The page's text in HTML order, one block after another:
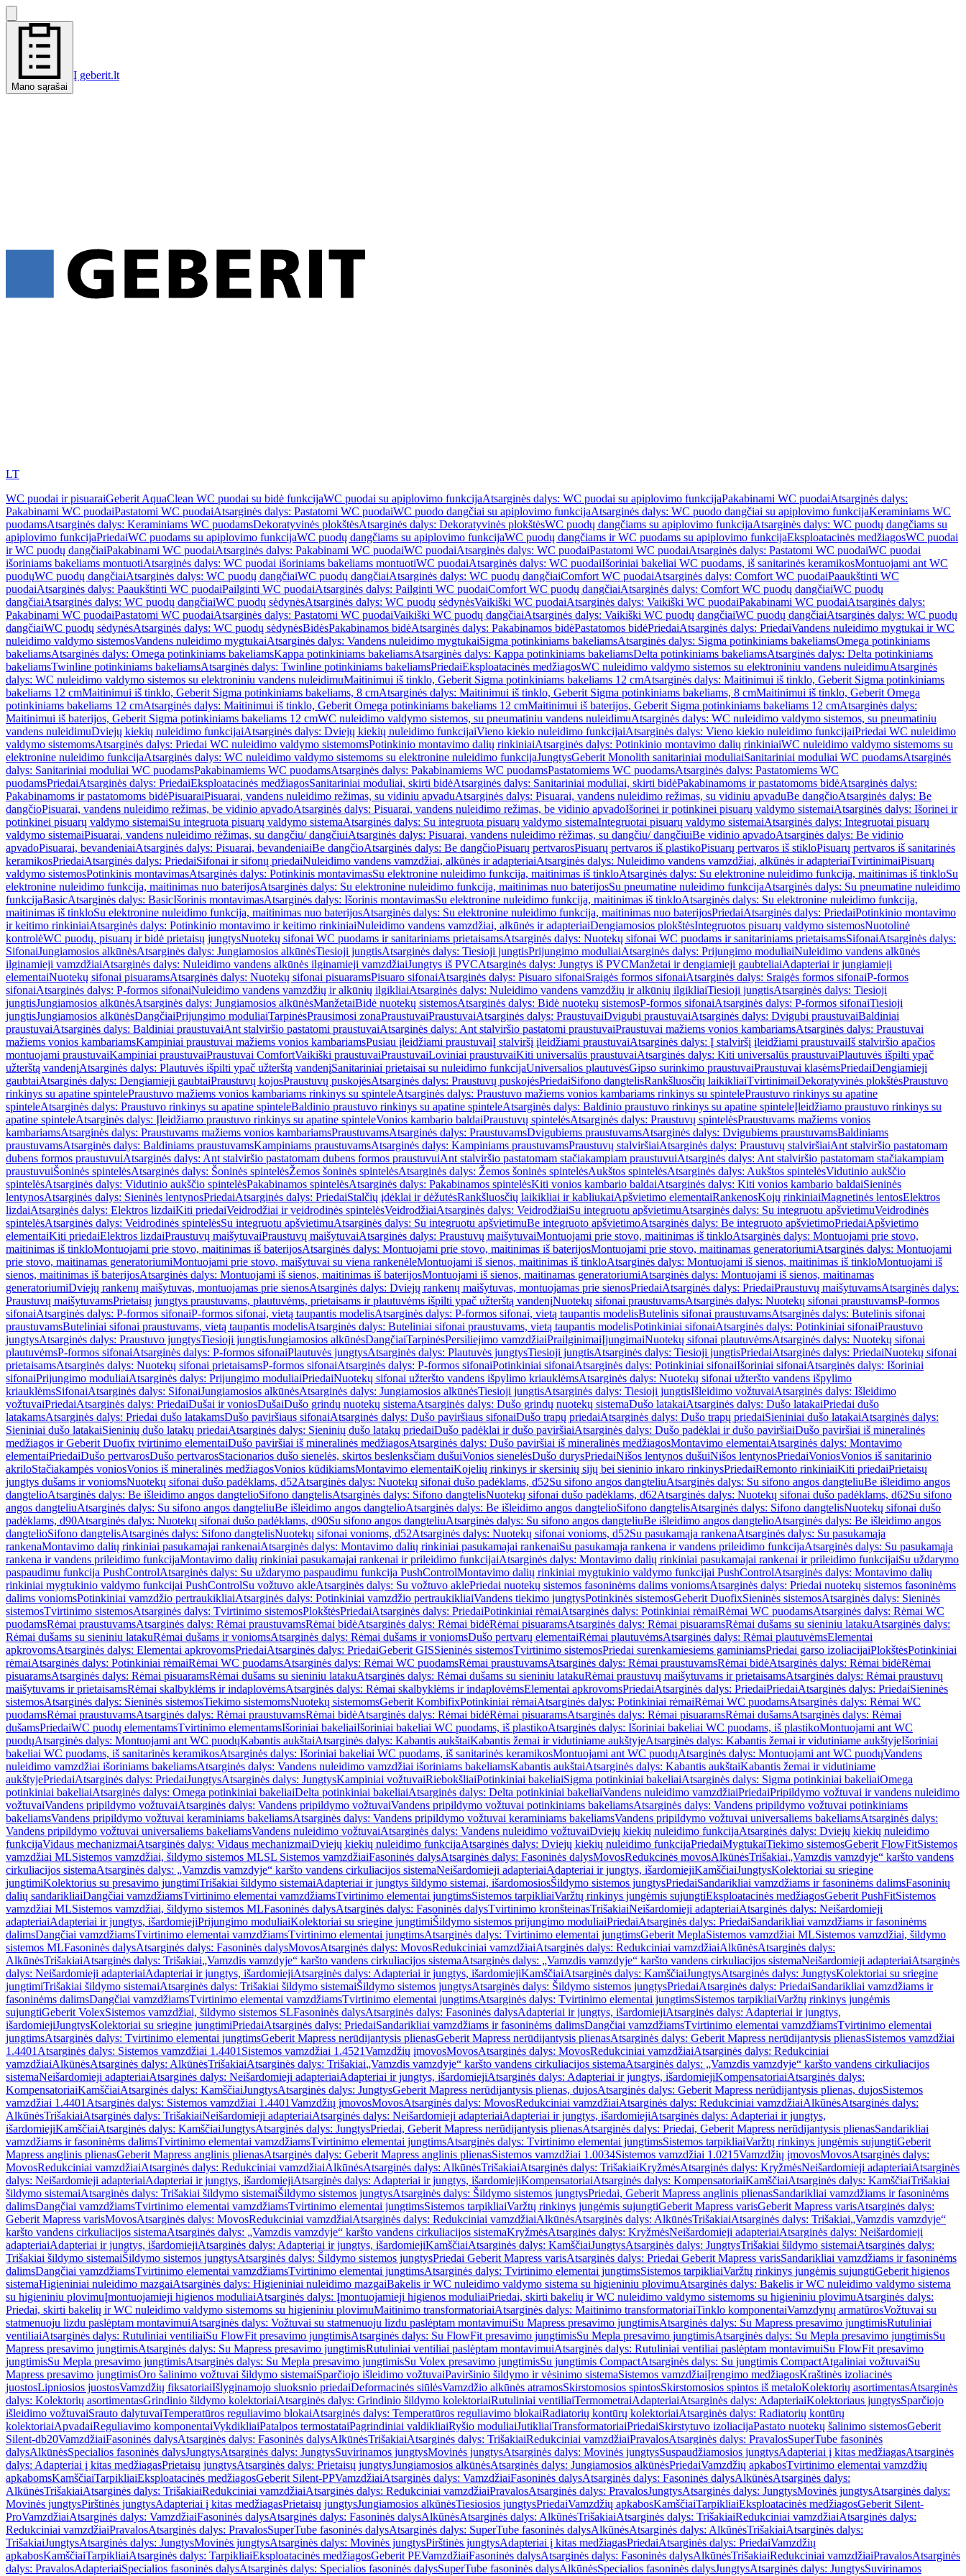
Mano sąrašai
Į geberit.lt
LT
WC puodai ir pisuaraiGeberit AquaClean WC puodai su bidė funkcijaWC puodai su apiplovimo funkcijaAtsarginės dalys: WC puodai su apiplovimo funkcijaPakabinami WC puodaiAtsarginės dalys:
Pakabinami WC puodaiPastatomi WC puodaiAtsarginės dalys: Pastatomi WC puodaiWC puodo dangčiai su apiplovimo funkcijaAtsarginės dalys: WC puodo dangčiai su apiplovimo funkcijaKeraminiams WC
puodamsAtsarginės dalys: Keraminiams WC puodamsDekoratyvinės plokštėsAtsarginės dalys: Dekoratyvinės plokštėsWC puodų dangčiams su apiplovimo funkcijaAtsarginės dalys: WC puodų dangčiams su
apiplovimo funkcijaPriedaiWC puodams su apiplovimo funkcijaWC puodų dangčiams su apiplovimo funkcijaWC puodų dangčiams ir WC puodams su apiplovimo funkcijaEksploatacinės medžiagosWC puodai
ir WC puodų dangčiaiPakabinami WC puodaiAtsarginės dalys: Pakabinami WC puodaiWC puodaiAtsarginės dalys: WC puodaiPastatomi WC puodaiAtsarginės dalys: Pastatomi WC puodaiWC puodai
išoriniams bakeliams montuotiAtsarginės dalys: WC puodai išoriniams bakeliams montuotiWC puodaiAtsarginės dalys: WC puodaiIšoriniai bakeliai WC puodams, iš sanitarinės keramikosMontuojami ant WC
puodųWC puodų dangčiaiAtsarginės dalys: WC puodų dangčiaiWC puodų dangčiaiAtsarginės dalys: WC puodų dangčiaiComfort WC puodaiAtsarginės dalys: Comfort WC puodaiPaaukštinti WC
puodaiAtsarginės dalys: Paaukštinti WC puodaiPailginti WC puodaiAtsarginės dalys: Pailginti WC puodaiComfort WC puodų dangčiaiAtsarginės dalys: Comfort WC puodų dangčiaiWC puodų
dangčiaiAtsarginės dalys: WC puodų dangčiaiWC puodų sėdynėsAtsarginės dalys: WC puodų sėdynėsVaikiški WC puodaiAtsarginės dalys: Vaikiški WC puodaiPakabinami WC puodaiAtsarginės dalys:
Pakabinami WC puodaiPastatomi WC puodaiAtsarginės dalys: Pastatomi WC puodaiVaikiški WC puodų dangčiaiAtsarginės dalys: Vaikiški WC puodų dangčiaiWC puodų dangčiaiAtsarginės dalys: WC puodų
dangčiaiWC puodų sėdynėsAtsarginės dalys: WC puodų sėdynėsBidėsPakabinamos bidėAtsarginės dalys: Pakabinamos bidėPastatomos bidėPriedaiAtsarginės dalys: PriedaiVandens nuleidimo mygtukai ir WC
nuleidimo valdymo sistemosVandens nuleidimo mygtukaiAtsarginės dalys: Vandens nuleidimo mygtukaiSigma potinkiniams bakeliamsAtsarginės dalys: Sigma potinkiniams bakeliamsOmega potinkiniams
bakeliamsAtsarginės dalys: Omega potinkiniams bakeliamsKappa potinkiniams bakeliamsAtsarginės dalys: Kappa potinkiniams bakeliamsDelta potinkiniams bakeliamsAtsarginės dalys: Delta potinkiniams
bakeliamsTwinline potinkiniams bakeliamsAtsarginės dalys: Twinline potinkiniams bakeliamsPriedaiEksploatacinės medžiagosWC nuleidimo valdymo sistemos su elektroniniu vandens nuleidimuAtsarginės
dalys: WC nuleidimo valdymo sistemos su elektroniniu vandens nuleidimuMaitinimui iš tinklo, Geberit Sigma potinkiniams bakeliams 12 cmAtsarginės dalys: Maitinimui iš tinklo, Geberit Sigma potinkiniams
bakeliams 12 cmMaitinimui iš tinklo, Geberit Sigma potinkiniams bakeliams, 8 cmAtsarginės dalys: Maitinimui iš tinklo, Geberit Sigma potinkiniams bakeliams, 8 cmMaitinimui iš tinklo, Geberit Omega
potinkiniams bakeliams 12 cmAtsarginės dalys: Maitinimui iš tinklo, Geberit Omega potinkiniams bakeliams 12 cmMaitinimui iš baterijos, Geberit Sigma potinkiniams bakeliams 12 cmAtsarginės dalys:
Maitinimui iš baterijos, Geberit Sigma potinkiniams bakeliams 12 cmWC nuleidimo valdymo sistemos, su pneumatiniu vandens nuleidimuAtsarginės dalys: WC nuleidimo valdymo sistemos, su pneumatiniu
vandens nuleidimuDviejų kiekių nuleidimo funkcijaiAtsarginės dalys: Dviejų kiekių nuleidimo funkcijaiVieno kiekio nuleidimo funkcijaiAtsarginės dalys: Vieno kiekio nuleidimo funkcijaiPriedai WC nuleidimo
valdymo sistemomsAtsarginės dalys: Priedai WC nuleidimo valdymo sistemomsPotinkinio montavimo dalių rinkiniaiAtsarginės dalys: Potinkinio montavimo dalių rinkiniaiWC nuleidimo valdymo sistemoms su
elektronine nuleidimo funkcijaAtsarginės dalys: WC nuleidimo valdymo sistemoms su elektronine nuleidimo funkcijaJungtysGeberit Monolith sanitariniai moduliaiSanitariniai moduliai WC puodamsAtsarginės
dalys: Sanitariniai moduliai WC puodamsPakabinamiems WC puodamsAtsarginės dalys: Pakabinamiems WC puodamsPastatomiems WC puodamsAtsarginės dalys: Pastatomiems WC
puodamsPriedaiAtsarginės dalys: PriedaiEksploatacinės medžiagosSanitariniai moduliai, skirti bidėAtsarginės dalys: Sanitariniai moduliai, skirti bidėPakabinamoms ir pastatomoms bidėAtsarginės dalys:
Pakabinamoms ir pastatomoms bidėPisuaraiPisuarai, vandens nuleidimo režimas, su vidiniu apvaduAtsarginės dalys: Pisuarai, vandens nuleidimo režimas, su vidiniu apvaduBe dangčioAtsarginės dalys: Be
dangčioPisuarai, vandens nuleidimo režimas, be vidinio apvadoAtsarginės dalys: Pisuarai, vandens nuleidimo režimas, be vidinio apvadoIšorinei ir potinkinei pisuarų valdymo sistemaiAtsarginės dalys: Išorinei ir
potinkinei pisuarų valdymo sistemaiSu integruota pisuarų valdymo sistemaAtsarginės dalys: Su integruota pisuarų valdymo sistemaIntegruotai pisuarų valdymo sistemaiAtsarginės dalys: Integruotai pisuarų
valdymo sistemaiPisuarai, vandens nuleidimo rėžimas, su dangčiu/ dangčiuiAtsarginės dalys: Pisuarai, vandens nuleidimo rėžimas, su dangčiu/ dangčiuiBe vidinio apvadoAtsarginės dalys: Be vidinio
apvadoPisuarai, bevandeniaiAtsarginės dalys: Pisuarai, bevandeniaiBe dangčioAtsarginės dalys: Be dangčioPisuarų pertvarosPisuarų pertvaros iš plastikoPisuarų pertvaros iš stikloPisuarų pertvaros iš sanitarinės
keramikosPriedaiAtsarginės dalys: PriedaiSifonai ir sifonų priedaiNuleidimo vandens vamzdžiai, alkūnės ir adapteriaiAtsarginės dalys: Nuleidimo vandens vamzdžiai, alkūnės ir adapteriaiTvirtinimaiPisuarų
valdymo sistemosPotinkinis montavimasAtsarginės dalys: Potinkinis montavimasSu elektronine nuleidimo funkcija, maitinimas iš tinkloAtsarginės dalys: Su elektronine nuleidimo funkcija, maitinimas iš tinkloSu
elektronine nuleidimo funkcija, maitinimas nuo baterijosAtsarginės dalys: Su elektronine nuleidimo funkcija, maitinimas nuo baterijosSu pneumatine nuleidimo funkcijaAtsarginės dalys: Su pneumatine nuleidimo
funkcijaBasicAtsarginės dalys: BasicIšorinis montavimasAtsarginės dalys: Išorinis montavimasSu elektronine nuleidimo funkcija, maitinimas iš tinkloAtsarginės dalys: Su elektronine nuleidimo funkcija,
maitinimas iš tinkloSu elektronine nuleidimo funkcija, maitinimas nuo baterijosAtsarginės dalys: Su elektronine nuleidimo funkcija, maitinimas nuo baterijosPriedaiAtsarginės dalys: PriedaiPotinkinio montavimo
ir keitimo rinkiniaiAtsarginės dalys: Potinkinio montavimo ir keitimo rinkiniaiNuleidimo vandens vamzdžiai, alkūnės ir adapteriaiDengiamosios plokštėsIntegruotos pisuarų valdymo sistemosNuotolinė
kontrolėWC puodų, pisuarų ir bidė prietaisų jungtysNuotekų sifonai WC puodams ir sanitariniams prietaisamsAtsarginės dalys: Nuotekų sifonai WC puodams ir sanitariniams prietaisamsSifonaiAtsarginės dalys:
SifonaiJungiamosios alkūnėsAtsarginės dalys: Jungiamosios alkūnėsTiesioji jungtisAtsarginės dalys: Tiesioji jungtisPrijungimo moduliaiAtsarginės dalys: Prijungimo moduliaiNuleidimo vandens alkūnės
ilginamieji vamzdžiaiAtsarginės dalys: Nuleidimo vandens alkūnės ilginamieji vamzdžiaiJungtys iš PVCAtsarginės dalys: Jungtys iš PVCManžetai ir dengiamieji gaubteliaiAdapteriai ir jungiamieji
elementaiNuotekų sifonai pisuaramsAtsarginės dalys: Nuotekų sifonai pisuaramsPisuaro sifonaiAtsarginės dalys: Pisuaro sifonaiSraigės formos sifonaiAtsarginės dalys: Sraigės formos sifonaiP-formos
sifonaiAtsarginės dalys: P-formos sifonaiNuleidimo vandens vamzdžių ir alkūnių ilgikliaiAtsarginės dalys: Nuleidimo vandens vamzdžių ir alkūnių ilgikliaiTiesioji jungtisAtsarginės dalys: Tiesioji
jungtisJungiamosios alkūnėsAtsarginės dalys: Jungiamosios alkūnėsManžetaiBidė nuotekų sistemosAtsarginės dalys: Bidė nuotekų sistemosP-formos sifonaiAtsarginės dalys: P-formos sifonaiTiesioji
jungtisJungiamosios alkūnėsDangčiaiPrijungimo moduliaiTarpinėsPrausimosi zonaPraustuvaiPraustuvaiAtsarginės dalys: PraustuvaiDvigubi praustuvaiAtsarginės dalys: Dvigubi praustuvaiBaldiniai
praustuvaiAtsarginės dalys: Baldiniai praustuvaiAnt stalviršio pastatomi praustuvaiAtsarginės dalys: Ant stalviršio pastatomi praustuvaiPraustuvai mažiems vonios kambariamsAtsarginės dalys: Praustuvai
mažiems vonios kambariamsKampiniai praustuvai mažiems vonios kambariamsPusiau įleidžiami praustuvaiĮ stalviršį įleidžiami praustuvaiAtsarginės dalys: Į stalviršį įleidžiami praustuvaiIš stalviršio apačios
montuojami praustuvaiKampiniai praustuvaiPraustuvai ComfortVaikiški praustuvaiPraustuvaiLoviniai praustuvaiKiti universalūs praustuvaiAtsarginės dalys: Kiti universalūs praustuvaiPlautuvės išpilti ypač
užterštą vandenįAtsarginės dalys: Plautuvės išpilti ypač užterštą vandenįSanitariniai prietaisai su nuleidimo funkcijaUniversalios plautuvėsGipso surinkimo praustuvaiPraustuvai klasėmsPriedaiDengiamieji
gaubtaiAtsarginės dalys: Dengiamieji gaubtaiPraustuvų kojosPraustuvų puskojėsAtsarginės dalys: Praustuvų puskojėsPriedaiSifono dangtelisRankšluosčių laikikliaiTvirtinimaiDekoratyvinės plokštėsPraustuvo
rinkinys su apatine spintelePraustuvo mažiems vonios kambariams rinkinys su spinteleAtsarginės dalys: Praustuvo mažiems vonios kambariams rinkinys su spintelePraustuvo rinkinys su apatine
spinteleAtsarginės dalys: Praustuvo rinkinys su apatine spinteleBaldinio praustuvo rinkinys su apatine spinteleAtsarginės dalys: Baldinio praustuvo rinkinys su apatine spinteleĮleidžiamo praustuvo rinkinys su
apatine spinteleAtsarginės dalys: Įleidžiamo praustuvo rinkinys su apatine spinteleVonios kambario baldaiPraustuvų spintelėsAtsarginės dalys: Praustuvų spintelėsPraustuvams mažiems vonios
kambariamsAtsarginės dalys: Praustuvams mažiems vonios kambariamsPraustuvamsAtsarginės dalys: PraustuvamsDvigubiems praustuvamsAtsarginės dalys: Dvigubiems praustuvamsBaldiniams
praustuvamsAtsarginės dalys: Baldiniams praustuvamsKampiniams praustuvamsAtsarginės dalys: Kampiniams praustuvamsPraustuvų stalviršiaiAtsarginės dalys: Praustuvų stalviršiaiAnt stalviršio pastatomam
dubens formos praustuvuiAtsarginės dalys: Ant stalviršio pastatomam dubens formos praustuvuiAnt stalviršio pastatomam stačiakampiam praustuvuiAtsarginės dalys: Ant stalviršio pastatomam stačiakampiam
praustuvuiŠoninės spintelėsAtsarginės dalys: Šoninės spintelėsŽemos šoninės spintelėsAtsarginės dalys: Žemos šoninės spintelėsAukštos spintelėsAtsarginės dalys: Aukštos spintelėsVidutinio aukščio
spintelėsAtsarginės dalys: Vidutinio aukščio spintelėsPakabinamos spintelėsAtsarginės dalys: Pakabinamos spintelėsKiti vonios kambario baldaiAtsarginės dalys: Kiti vonios kambario baldaiSieninės
lentynosAtsarginės dalys: Sieninės lentynosPriedaiAtsarginės dalys: PriedaiStalčių įdėklai ir dėžutėsRankšluosčių laikikliai ir kabliukaiApšvietimo elementaiRankenosKojų rinkiniaiMagnetinės lentosElektros
lizdaiAtsarginės dalys: Elektros lizdaiKiti priedaiVeidrodžiai ir veidrodinės spintelėsVeidrodžiaiAtsarginės dalys: VeidrodžiaiSu integruotu apšvietimuAtsarginės dalys: Su integruotu apšvietimuVeidrodinės
spintelėsAtsarginės dalys: Veidrodinės spintelėsSu integruotu apšvietimuAtsarginės dalys: Su integruotu apšvietimuBe integruoto apšvietimoAtsarginės dalys: Be integruoto apšvietimoPriedaiApšvietimo
elementaiKiti priedaiElektros lizdaiPraustuvų maišytuvaiPraustuvų maišytuvaiAtsarginės dalys: Praustuvų maišytuvaiMontuojami prie stovo, maitinimas iš tinkloAtsarginės dalys: Montuojami prie stovo,
maitinimas iš tinkloMontuojami prie stovo, maitinimas iš baterijosAtsarginės dalys: Montuojami prie stovo, maitinimas iš baterijosMontuojami prie stovo, maitinamas generatoriumiAtsarginės dalys: Montuojami
prie stovo, maitinamas generatoriumiMontuojami prie stovo, maišytuvai su viena rankenėleMontuojami iš sienos, maitinimas iš tinkloAtsarginės dalys: Montuojami iš sienos, maitinimas iš tinkloMontuojami iš
sienos, maitinimas iš baterijosAtsarginės dalys: Montuojami iš sienos, maitinimas iš baterijosMontuojami iš sienos, maitinamas generatoriumiAtsarginės dalys: Montuojami iš sienos, maitinamas
generatoriumiDviejų rankenų maišytuvas, montuojamas prie sienosAtsarginės dalys: Dviejų rankenų maišytuvas, montuojamas prie sienosPriedaiAtsarginės dalys: PriedaiPraustuvų maišytuvamsAtsarginės dalys:
Praustuvų maišytuvamsPrietaisų jungtys praustuvams, plautuvėms, prietaisams ir plautuvėms išpilti ypač užterštą vandenįNuotekų sifonai praustuvamsAtsarginės dalys: Nuotekų sifonai praustuvamsP-formos
sifonaiAtsarginės dalys: P-formos sifonaiP-formos sifonai, vietą taupantis modelisAtsarginės dalys: P-formos sifonai, vietą taupantis modelisButelinis sifonai praustuvamsAtsarginės dalys: Butelinis sifonai
praustuvamsButeliniai sifonai praustuvams, vietą taupantis modelisAtsarginės dalys: Buteliniai sifonai praustuvams, vietą taupantis modelisPotinkiniai sifonaiAtsarginės dalys: Potinkiniai sifonaiPraustuvo
jungtysAtsarginės dalys: Praustuvo jungtysTiesioji jungtisJungiamosios alkūnėsDangčiaiTarpinėsPersiliejimo vamzdžiaiPrailginimaiĮjungimaiNuotekų sifonai plautuvėmsAtsarginės dalys: Nuotekų sifonai
plautuvėmsP-formos sifonaiAtsarginės dalys: P-formos sifonaiPlautuvės jungtysAtsarginės dalys: Plautuvės jungtysTiesioji jungtisAtsarginės dalys: Tiesioji jungtisPriedaiAtsarginės dalys: PriedaiNuotekų sifonai
prietaisamsAtsarginės dalys: Nuotekų sifonai prietaisamsP-formos sifonaiAtsarginės dalys: P-formos sifonaiPotinkiniai sifonaiAtsarginės dalys: Potinkiniai sifonaiIšoriniai sifonaiAtsarginės dalys: Išoriniai
sifonaiPrijungimo moduliaiAtsarginės dalys: Prijungimo moduliaiPriedaiNuotekų sifonai užteršto vandens išpylimo kriauklėmsAtsarginės dalys: Nuotekų sifonai užteršto vandens išpylimo
kriauklėmsSifonaiAtsarginės dalys: SifonaiJungiamosios alkūnėsAtsarginės dalys: Jungiamosios alkūnėsTiesioji jungtisAtsarginės dalys: Tiesioji jungtisIšleidimo vožtuvaiAtsarginės dalys: Išleidimo
vožtuvaiPriedaiAtsarginės dalys: PriedaiDušai ir voniosDušaiDušo grindų nuotekų sistemaAtsarginės dalys: Dušo grindų nuotekų sistemaDušo latakaiAtsarginės dalys: Dušo latakaiPriedai dušo
latakamsAtsarginės dalys: Priedai dušo latakamsDušo paviršiaus sifonaiAtsarginės dalys: Dušo paviršiaus sifonaiDušo trapų priedaiAtsarginės dalys: Dušo trapų priedaiSieniniai dušo latakaiAtsarginės dalys:
Sieniniai dušo latakaiSieninių dušo latakų priedaiAtsarginės dalys: Sieninių dušo latakų priedaiDušo padėklai ir dušo paviršiaiAtsarginės dalys: Dušo padėklai ir dušo paviršiaiDušo paviršiai iš mineralinės
medžiagos ir Geberit Duofix tvirtinimo elementaiDušo paviršiai iš mineralinės medžiagosAtsarginės dalys: Dušo paviršiai iš mineralinės medžiagosMontavimo elementaiAtsarginės dalys: Montavimo
elementaiPriedaiDušo pertvarosDušo pertvarosStacionarios dušo sienelės, skirtos beslenksčiam dušuiVonios sienelėsDušo durysPriedaiNišos lentynos dušuiNišos lentynosPriedaiVoniosVonios iš sanitarinio
akriloStačiakampės voniosVonios iš mineralinės medžiagosVonios kūdikiamsMontavimo elementaiKojelių rinkinys ir skersinių sijų bei sieninio inkaro rinkinysPriedaiRemonto rinkiniaiKiti priedaiPrietaisų
jungtys dušams ir voniomsNuotekų sifonai dušo padėklams, d52Atsarginės dalys: Nuotekų sifonai dušo padėklams, d52Su sifono angos dangteliuAtsarginės dalys: Su sifono angos dangteliuBe išleidimo angos
dangtelioAtsarginės dalys: Be išleidimo angos dangtelioSifono dangtelisAtsarginės dalys: Sifono dangtelisNuotekų sifonai dušo padėklams, d62Atsarginės dalys: Nuotekų sifonai dušo padėklams, d62Su sifono
angos dangteliuAtsarginės dalys: Su sifono angos dangteliuBe išleidimo angos dangtelioAtsarginės dalys: Be išleidimo angos dangtelioSifono dangtelisAtsarginės dalys: Sifono dangtelisNuotekų sifonai dušo
padėklams, d90Atsarginės dalys: Nuotekų sifonai dušo padėklams, d90Su sifono angos dangteliuAtsarginės dalys: Su sifono angos dangteliuBe išleidimo angos dangtelioAtsarginės dalys: Be išleidimo angos
dangtelioSifono dangtelisAtsarginės dalys: Sifono dangtelisNuotekų sifonai vonioms, d52Atsarginės dalys: Nuotekų sifonai vonioms, d52Su pasukamąja rankenaAtsarginės dalys: Su pasukamąja
rankenaMontavimo dalių rinkiniai pasukamajai rankenaiAtsarginės dalys: Montavimo dalių rinkiniai pasukamajai rankenaiSu pasukamąja rankena ir vandens prileidimo funkcijaAtsarginės dalys: Su pasukamąja
rankena ir vandens prileidimo funkcijaMontavimo dalių rinkiniai pasukamajai rankenai ir prileidimo funkcijaiAtsarginės dalys: Montavimo dalių rinkiniai pasukamajai rankenai ir prileidimo funkcijaiSu uždarymo
paspaudimu funkcija PushControlAtsarginės dalys: Su uždarymo paspaudimu funkcija PushControlMontavimo dalių rinkiniai mygtukinio valdymo funkcijai PushControlAtsarginės dalys: Montavimo dalių
rinkiniai mygtukinio valdymo funkcijai PushControlSu vožtuvo akleAtsarginės dalys: Su vožtuvo aklePriedai nuotekų sistemos fasoninėms dalims voniomsAtsarginės dalys: Priedai nuotekų sistemos fasoninėms
dalims voniomsPotinkiniai vamzdžio pertraukikliaiAtsarginės dalys: Potinkiniai vamzdžio pertraukikliaiVandens tiekimo jungtysPotinkinės sistemosGeberit DuofixSieninės sistemosAtsarginės dalys: Sieninės
sistemosTvirtinimo sistemosAtsarginės dalys: Tvirtinimo sistemosPlokštėsPriedaiAtsarginės dalys: PriedaiPotinkiniai rėmaiAtsarginės dalys: Potinkiniai rėmaiRėmai WC puodamsAtsarginės dalys: Rėmai WC
puodamsRėmai praustuvamsAtsarginės dalys: Rėmai praustuvamsRėmai bidėAtsarginės dalys: Rėmai bidėRėmai pisuaramsAtsarginės dalys: Rėmai pisuaramsRėmai dušams su sieniniu latakuAtsarginės dalys:
Rėmai dušams su sieniniu latakuRėmai dušams ir voniomsAtsarginės dalys: Rėmai dušams ir voniomsDušo pertvarų elementaiRėmai plautuvėmsAtsarginės dalys: Rėmai plautuvėmsElementai
apkrovomsAtsarginės dalys: Elementai apkrovomsPriedaiAtsarginės dalys: PriedaiGeberit GISSieninės sistemosTvirtinimo sistemosPriedai surenkamiesiems gaminiamsPriedai garso izoliacijaiPlokštėsPotinkiniai
rėmaiAtsarginės dalys: Potinkiniai rėmaiRėmai WC puodamsAtsarginės dalys: Rėmai WC puodamsRėmai praustuvamsAtsarginės dalys: Rėmai praustuvamsRėmai bidėAtsarginės dalys: Rėmai bidėRėmai
pisuaramsAtsarginės dalys: Rėmai pisuaramsRėmai dušams su sieniniu latakuAtsarginės dalys: Rėmai dušams su sieniniu latakuRėmai praustuvų maišytuvams ir prietaisamsAtsarginės dalys: Rėmai praustuvų
maišytuvams ir prietaisamsRėmai skalbyklėms ir indaplovėmsAtsarginės dalys: Rėmai skalbyklėms ir indaplovėmsElementai apkrovomsPriedaiAtsarginės dalys: PriedaiPriedaiAtsarginės dalys: PriedaiSieninės
sistemosAtsarginės dalys: Sieninės sistemosTiekimo sistemomsNuotekų sistemomsGeberit KombifixPotinkiniai rėmaiAtsarginės dalys: Potinkiniai rėmaiRėmai WC puodamsAtsarginės dalys: Rėmai WC
puodamsRėmai praustuvamsAtsarginės dalys: Rėmai praustuvamsRėmai bidėAtsarginės dalys: Rėmai bidėRėmai pisuaramsAtsarginės dalys: Rėmai pisuaramsRėmai dušamsAtsarginės dalys: Rėmai
dušamsPriedaiWC puodų elementamsTvirtinimo elementamsIšoriniai bakeliaiIšoriniai bakeliai WC puodams, iš plastikoAtsarginės dalys: Išoriniai bakeliai WC puodams, iš plastikoMontuojami ant WC
puodųAtsarginės dalys: Montuojami ant WC puodųKabantis aukštaiAtsarginės dalys: Kabantis aukštaiKabantis žemai ir vidutiniame aukštyjeAtsarginės dalys: Kabantis žemai ir vidutiniame aukštyjeIšoriniai
bakeliai WC puodams, iš sanitarinės keramikosAtsarginės dalys: Išoriniai bakeliai WC puodams, iš sanitarinės keramikosMontuojami ant WC puodųAtsarginės dalys: Montuojami ant WC puodųVandens
nuleidimo vamzdžiai išoriniams bakeliamsAtsarginės dalys: Vandens nuleidimo vamzdžiai išoriniams bakeliamsKabantis aukštaiAtsarginės dalys: Kabantis aukštaiKabantis žemai ir vidutiniame
aukštyjePriedaiAtsarginės dalys: PriedaiJungtysAtsarginės dalys: JungtysKampiniai vožtuvaiRiebokšliaiPotinkiniai bakeliaiSigma potinkiniai bakeliaiAtsarginės dalys: Sigma potinkiniai bakeliaiOmega
potinkiniai bakeliaiAtsarginės dalys: Omega potinkiniai bakeliaiDelta potinkiniai bakeliaiAtsarginės dalys: Delta potinkiniai bakeliaiVandens nuleidimo vamzdžiaiPriedaiPripildymo vožtuvai ir vandens nuleidimo
vožtuvaiVandens pripildymo vožtuvaiAtsarginės dalys: Vandens pripildymo vožtuvaiVandens pripildymo vožtuvai potinkiniams bakeliamsAtsarginės dalys: Vandens pripildymo vožtuvai potinkiniams
bakeliamsVandens pripildymo vožtuvai keraminiams bakeliamsAtsarginės dalys: Vandens pripildymo vožtuvai keraminiams bakeliamsVandens pripildymo vožtuvai universaliems bakeliamsAtsarginės dalys:
Vandens pripildymo vožtuvai universaliems bakeliamsVandens nuleidimo vožtuvaiAtsarginės dalys: Vandens nuleidimo vožtuvaiDviejų kiekių nuleidimo funkcijaAtsarginės dalys: Dviejų kiekių nuleidimo
funkcijaVidaus mechanizmaiAtsarginės dalys: Vidaus mechanizmaiDviejų kiekių nuleidimo funkcijaAtsarginės dalys: Dviejų kiekių nuleidimo funkcijaPriedaiMygtukaiTiekimo sistemosGeberit FlowFitSistemos
vamzdžiai MLSistemos vamzdžiai, šildymo sistemos MLSL Sistemos vamzdžiaiFasoninės dalysAtsarginės dalys: Fasoninės dalysMovosRedukcinės movosAlkūnėsTrišakiai„Vamzdis vamzdyje“ karšto vandens
cirkuliacijos sistemaAtsarginės dalys: „Vamzdis vamzdyje“ karšto vandens cirkuliacijos sistemaNeišardomieji adapteriaiAdapteriai ir jungtys, išardomiejiKamščiaiJungtysKolektoriai su sriegine
jungtimiKolektorius su presavimo jungtimiTrišakiai šildymo sistemaiAdapteriai ir jungtys šildymo sistemai, išardomosiosŠildymo sistemos jungtysPriedaiSandarikliai vamzdžiams ir fasoninėms dalimsFasoninių
dalių sandarikliaiDangčiai vamzdžiamsTvirtinimo elementai vamzdžiamsTvirtinimo elementai jungtimsSistemos tarpikliaiVaržtų rinkinys jungėmis sujungtiEksploatacinės medžiagosGeberit PushFitSistemos
vamzdžiai MLSistemos vamzdžiai, šildymo sistemos MLFasoninės dalysAtsarginės dalys: Fasoninės dalysTvirtinimo kronšteinasTrišakiaiNeišardomieji adapteriaiAtsarginės dalys: Neišardomieji
adapteriaiAdapteriai ir jungtys, išardomiejiPrijungimo moduliaiKolektoriai su sriegine jungtimiŠildymo sistemos prijungimo moduliaiPriedaiAtsarginės dalys: PriedaiSandarikliai vamzdžiams ir fasoninėms
dalimsDangčiai vamzdžiamsTvirtinimo elementai vamzdžiamsTvirtinimo elementai jungtimsAtsarginės dalys: Tvirtinimo elementai jungtimsGeberit MeplaSistemos vamzdžiai MLSistemos vamzdžiai, šildymo
sistemos MLFasoninės dalysAtsarginės dalys: Fasoninės dalysMovosAtsarginės dalys: MovosRedukciniai vamzdžiaiAtsarginės dalys: Redukciniai vamzdžiaiAlkūnėsAtsarginės dalys:
AlkūnėsTrišakiaiAtsarginės dalys: Trišakiai„Vamzdis vamzdyje“ karšto vandens cirkuliacijos sistemaAtsarginės dalys: „Vamzdis vamzdyje“ karšto vandens cirkuliacijos sistemaNeišardomieji adapteriaiAtsarginės
dalys: Neišardomieji adapteriaiAdapteriai ir jungtys, išardomiejiAtsarginės dalys: Adapteriai ir jungtys, išardomiejiKamščiaiAtsarginės dalys: KamščiaiJungtysAtsarginės dalys: JungtysKolektoriai su sriegine
jungtimiTrišakiai šildymo sistemaiAtsarginės dalys: Trišakiai šildymo sistemaiŠildymo sistemos jungtysAtsarginės dalys: Šildymo sistemos jungtysPriedaiAtsarginės dalys: PriedaiSandarikliai vamzdžiams ir
fasoninėms dalimsDangčiai vamzdžiamsTvirtinimo elementai vamzdžiamsTvirtinimo elementai jungtimsAtsarginės dalys: Tvirtinimo elementai jungtimsSistemos tarpikliaiVaržtų rinkinys jungėmis
sujungtiGeberit VolexSistemos vamzdžiai, šildymo sistemos SLFasoninės dalysAtsarginės dalys: Fasoninės dalysAdapteriai ir jungtys, išardomiejiAtsarginės dalys: Adapteriai ir jungtys,
išardomiejiJungtysKolektoriai su sriegine jungtimiPriedaiAtsarginės dalys: PriedaiSandarikliai vamzdžiams ir fasoninėms dalimsDangčiai vamzdžiamsTvirtinimo elementai vamzdžiamsTvirtinimo elementai
jungtimsAtsarginės dalys: Tvirtinimo elementai jungtimsGeberit Mapress nerūdijantysis plienasGeberit Mapress nerūdijantysis plienasAtsarginės dalys: Geberit Mapress nerūdijantysis plienasSistemos vamzdžiai
1.4401 Atsarginės dalys: Sistemos vamzdžiai 1.4401 Sistemos vamzdžiai 1.4521Vamzdžių įmovosMovosAtsarginės dalys: MovosRedukciniai vamzdžiaiAtsarginės dalys: Redukciniai
vamzdžiaiAlkūnėsAtsarginės dalys: AlkūnėsTrišakiaiAtsarginės dalys: Trišakiai„Vamzdis vamzdyje“ karšto vandens cirkuliacijos sistemaAtsarginės dalys: „Vamzdis vamzdyje“ karšto vandens cirkuliacijos
sistemaNeišardomieji adapteriaiAtsarginės dalys: Neišardomieji adapteriaiAdapteriai ir jungtys, išardomiejiAtsarginės dalys: Adapteriai ir jungtys, išardomiejiKompensatoriaiAtsarginės dalys:
KompensatoriaiKamščiaiAtsarginės dalys: KamščiaiJungtysAtsarginės dalys: JungtysGeberit Mapress nerūdijantysis plienas, dujosAtsarginės dalys: Geberit Mapress nerūdijantysis plienas, dujosSistemos
vamzdžiai 1.4401 Atsarginės dalys: Sistemos vamzdžiai 1.4401Vamzdžių įmovosMovosAtsarginės dalys: MovosRedukciniai vamzdžiaiAtsarginės dalys: Redukciniai vamzdžiaiAlkūnėsAtsarginės dalys:
AlkūnėsTrišakiaiAtsarginės dalys: TrišakiaiNeišardomieji adapteriaiAtsarginės dalys: Neišardomieji adapteriaiAdapteriai ir jungtys, išardomiejiAtsarginės dalys: Adapteriai ir jungtys,
išardomiejiKamščiaiAtsarginės dalys: KamščiaiJungtysAtsarginės dalys: JungtysPriedai, Geberit Mapress nerūdijantysis plienasAtsarginės dalys: Priedai, Geberit Mapress nerūdijantysis plienasSandarikliai
vamzdžiams ir fasoninėms dalimsTvirtinimo elementai vamzdžiamsTvirtinimo elementai jungtimsAtsarginės dalys: Tvirtinimo elementai jungtimsSistemos tarpikliaiVaržtų rinkinys jungėmis sujungtiGeberit
Mapress anglinis plienasGeberit Mapress anglinis plienasAtsarginės dalys: Geberit Mapress anglinis plienasSistemos vamzdžiai 1.0034Sistemos vamzdžiai 1.0215Vamzdžių įmovosMovosAtsarginės dalys:
MovosRedukciniai vamzdžiaiAtsarginės dalys: Redukciniai vamzdžiaiAlkūnėsAtsarginės dalys: AlkūnėsTrišakiaiAtsarginės dalys: TrišakiaiKryžmėsAtsarginės dalys: KryžmėsNeišardomieji adapteriaiAtsarginės
dalys: Neišardomieji adapteriaiAdapteriai ir jungtys, išardomiejiAtsarginės dalys: Adapteriai ir jungtys, išardomiejiKompensatoriaiAtsarginės dalys: KompensatoriaiKamščiaiAtsarginės dalys: KamščiaiTrišakiai
šildymo sistemaiAtsarginės dalys: Trišakiai šildymo sistemaiŠildymo sistemos jungtysAtsarginės dalys: Šildymo sistemos jungtysPriedai, Geberit Mapress anglinis plienasSandarikliai vamzdžiams ir fasoninėms
dalimsDangčiai vamzdžiamsTvirtinimo elementai vamzdžiamsTvirtinimo elementai jungtimsSistemos tarpikliaiVaržtų rinkinys jungėmis sujungtiGeberit Mapress varisGeberit Mapress varisAtsarginės dalys:
Geberit Mapress varisMovosAtsarginės dalys: MovosRedukciniai vamzdžiaiAtsarginės dalys: Redukciniai vamzdžiaiAlkūnėsAtsarginės dalys: AlkūnėsTrišakiaiAtsarginės dalys: Trišakiai„Vamzdis vamzdyje“
karšto vandens cirkuliacijos sistemaAtsarginės dalys: „Vamzdis vamzdyje“ karšto vandens cirkuliacijos sistemaKryžmėsAtsarginės dalys: KryžmėsNeišardomieji adapteriaiAtsarginės dalys: Neišardomieji
adapteriaiAdapteriai ir jungtys, išardomiejiAtsarginės dalys: Adapteriai ir jungtys, išardomiejiKamščiaiAtsarginės dalys: KamščiaiJungtysAtsarginės dalys: JungtysTrišakiai šildymo sistemaiAtsarginės dalys:
Trišakiai šildymo sistemaiŠildymo sistemos jungtysAtsarginės dalys: Šildymo sistemos jungtysPriedai Geberit Mapress varisAtsarginės dalys: Priedai Geberit Mapress varisSandarikliai vamzdžiams ir fasoninėms
dalimsDangčiai vamzdžiamsTvirtinimo elementai vamzdžiamsTvirtinimo elementai jungtimsAtsarginės dalys: Tvirtinimo elementai jungtimsSistemos tarpikliaiVaržtų rinkinys jungėmis sujungtiGeberit higienos
sistemaHigieniniai nuleidimo mazgaiAtsarginės dalys: Higieniniai nuleidimo mazgaiBakelis ir WC nuleidimo valdymo sistema su higieniniu plovimuAtsarginės dalys: Bakelis ir WC nuleidimo valdymo sistema
su higieniniu plovimuĮmontuojamieji higienos moduliaiAtsarginės dalys: Įmontuojamieji higienos moduliaiPriedai, skirti bakelių ir WC nuleidimo valdymo sistemoms su higieniniu plovimuAtsarginės dalys:
Priedai, skirti bakelių ir WC nuleidimo valdymo sistemoms su higieniniu plovimuMaitinimo transformatoriaiAtsarginės dalys: Maitinimo transformatoriaiTinklo komponentaiVamzdynų armatūrosVožtuvai su
statmenuoju lizdu paslėptam montavimuiAtsarginės dalys: Vožtuvai su statmenuoju lizdu paslėptam montavimuiSu Mapress presavimo jungtimisAtsarginės dalys: Su Mapress presavimo jungtimisRutuliniai
ventiliaiAtsarginės dalys: Rutuliniai ventiliaiSu FlowFit presavimo jungtimisAtsarginės dalys: Su FlowFit presavimo jungtimisSu Mepla presavimo jungtimisAtsarginės dalys: Su Mepla presavimo jungtimisSu
Mapress presavimo jungtimisAtsarginės dalys: Su Mapress presavimo jungtimisRutuliniai ventiliai paslėptam montavimuiAtsarginės dalys: Rutuliniai ventiliai paslėptam montavimuiSu FlowFit presavimo
jungtimisSu Mepla presavimo jungtimisAtsarginės dalys: Su Mepla presavimo jungtimisSu Volex presavimo jungtimisSu jungtimis CompactAtsarginės dalys: Su jungtimis CompactAtgaliniai vožtuvaiSu
Mapress presavimo jungtimisOro šalinimo vožtuvai šildymo sistemaiSparčiojo išleidimo vožtuvaiPaviršinio šildymo ir vėsinimo sistemaSistemos vamzdžiaiĮrengimo medžiagosKraštinės izoliacinės
juostosLipniosios juostosVamzdžių fiksatoriaiIšlyginamojo sluoksnio priedaiDeformacinės siūlėsVamzdžio alkūnės atramosSkirstomosios spintosSkirstomosios spintos iš metaloKolektorių asortimentasAtsarginės
dalys: Kolektorių asortimentasGrindinio šildymo kolektoriaiAtsarginės dalys: Grindinio šildymo kolektoriaiRutuliniai ventiliaiTermometraiAdapteriaiAtsarginės dalys: AdapteriaiKolektoriaus jungtysSparčiojo
išleidimo vožtuvaiSrauto dalytuvaiTemperatūros reguliavimo blokaiAtsarginės dalys: Temperatūros reguliavimo blokaiRadiatorių kontūrų kolektoriaiAtsarginės dalys: Radiatorių kontūrų
kolektoriaiApvadaiReguliavimo komponentaiVykdikliaiPatalpos termostataiPagrindiniai valdikliaiRyšio moduliaiJutikliaiTransformatoriaiPriedaiSkirstytuvo izoliacijaPastato nuotekų šalinimo sistemosGeberit
Silent-db20VamzdžiaiFasoninės dalysAtsarginės dalys: Fasoninės dalysAlkūnėsTrišakiaiAtsarginės dalys: TrišakiaiRedukciniai vamzdžiaiPravalosAtsarginės dalys: PravalosSuperTube fasoninės
dalysAlkūnėsSpecialios fasoninės dalysJungtysAtsarginės dalys: JungtysSuvirinamos jungtysMovinės jungtysAtsarginės dalys: Movinės jungtysSuspaudžiamosios jungtysAdapteriai į kitas medžiagasAtsarginės
dalys: Adapteriai į kitas medžiagasPrietaisų jungtysAtsarginės dalys: Prietaisų jungtysJungiamosios alkūnėsAtsarginės dalys: Jungiamosios alkūnėsPriedaiVamzdžių apkabosTvirtinimo elementai vamzdžių
apkabomsKamščiaiTarpikliaiEksploatacinės medžiagosGeberit Silent-PPVamzdžiaiAtsarginės dalys: VamzdžiaiFasoninės dalysAtsarginės dalys: Fasoninės dalysAlkūnėsAtsarginės dalys:
AlkūnėsTrišakiaiAtsarginės dalys: TrišakiaiRedukciniai vamzdžiaiAtsarginės dalys: Redukciniai vamzdžiaiPravalosAtsarginės dalys: PravalosJungtysAtsarginės dalys: JungtysMovinės jungtysAtsarginės dalys:
Movinės jungtysPirštinės jungtysAdapteriai į kitas medžiagasPrietaisų jungtysJungiamosios alkūnėsTiesiosios jungtysPriedaiVamzdžių apkabosKamščiaiTarpikliaiEksploatacinės medžiagosGeberit Silent-
ProVamzdžiaiAtsarginės dalys: VamzdžiaiFasoninės dalysAtsarginės dalys: Fasoninės dalysAlkūnėsAtsarginės dalys: AlkūnėsTrišakiaiAtsarginės dalys: TrišakiaiRedukciniai vamzdžiaiAtsarginės dalys:
Redukciniai vamzdžiaiPravalosAtsarginės dalys: PravalosSuperTube fasoninės dalysAtsarginės dalys: SuperTube fasoninės dalysAlkūnėsAtsarginės dalys: AlkūnėsTrišakiaiAtsarginės dalys:
TrišakiaiJungtysAtsarginės dalys: JungtysMovinės jungtysAtsarginės dalys: Movinės jungtysPirštinės jungtysAdapteriai į kitas medžiagasPriedaiAtsarginės dalys: PriedaiVamzdžių
apkabosKamščiaiTarpikliaiAtsarginės dalys: TarpikliaiEksploatacinės medžiagosGeberit PEVamzdžiaiFasoninės dalysAtsarginės dalys: Fasoninės dalysAlkūnėsTrišakiaiRedukciniai vamzdžiaiPravalosAtsarginės
dalys: PravalosAdapteriaiSpecialios fasoninės dalysAtsarginės dalys: Specialios fasoninės dalysSuperTube fasoninės dalysAlkūnėsSpecialios fasoninės dalysJungtysAtsarginės dalys: JungtysSuvirinamos